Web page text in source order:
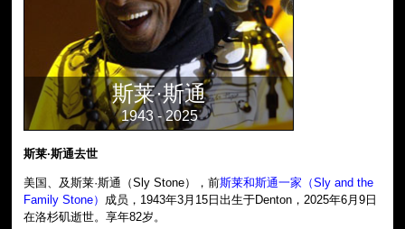
斯莱·斯通
1943 - 2025
斯莱·斯通去世
美国、及斯莱·斯通（Sly Stone），前斯莱和斯通一家（Sly and the
Family Stone） 成员，1943年3月15日出生于Denton，2025年6月9日
在洛杉矶逝世。享年82岁。